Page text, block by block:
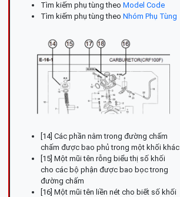
Tìm kiếm phụ tùng theo Model Code
Tìm kiếm phụ tùng theo Nhóm Phụ Tùng
[14] Các phần nằm trong đường chấm
chấm được bao phủ trong một khối khác
[15] Một mũi tên rỗng biểu thị số khối
cho các bộ phận được bao bọc trong
đường chấm
[16] Một mũi tên liền nét cho biết số khối